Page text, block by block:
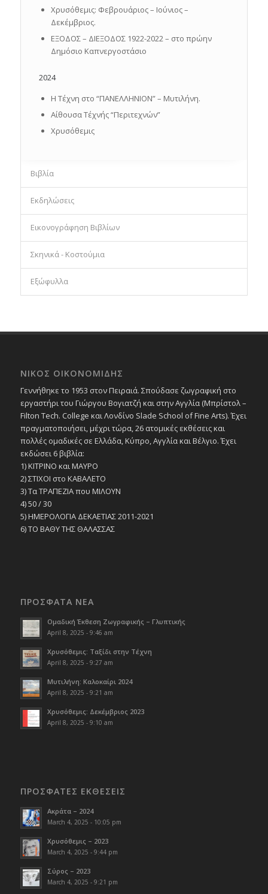
Χρυσόθεμις: Φεβρουάριος – Ιούνιος –
Δεκέμβριος.
ΕΞΟΔΟΣ – ΔΙΕΞΟΔΟΣ 1922-2022 – στο πρώην
Δημόσιο Καπνεργοστάσιο
2024
Η Τέχνη στο “ΠΑΝΕΛΛΗΝΙΟΝ” – Μυτιλήνη.
Αίθουσα Τέχνής “Περιτεχνών”
Χρυσόθεμις
Βιβλία
Εκδηλώσεις
Εικονογράφηση Βιβλίων
Σκηνικά - Κοστούμια
Εξώφυλλα
ΝΙΚΟΣ ΟΙΚΟΝΟΜΙΔΗΣ
Γεννήθηκε το 1953 στον Πειραιά. Σπούδασε ζωγραφική στο
εργαστήρι του Γιώργου Βογιατζή και στην Αγγλία (Μπρίστολ –
Filton Tech. College και Λονδίνο Slade School of Fine Arts). Έχει
πραγματοποιήσει, μέχρι τώρα, 26 ατομικές εκθέσεις και
πολλές ομαδικές σε Ελλάδα, Κύπρο, Αγγλία και Βέλγιο. Έχει
εκδώσει 6 βιβλία:
1) ΚΙΤΡΙΝΟ και ΜΑΥΡΟ
2) ΣΤΙΧΟΙ στο ΚΑΒΑΛΕΤΟ
3) Τα ΤΡΑΠΕΖΙΑ που ΜΙΛΟΥΝ
4) 50 / 30
5) ΗΜΕΡΟΛΟΓΙΑ ΔΕΚΑΕΤΙΑΣ 2011-2021
6) ΤΟ ΒΑΘΥ ΤΗΣ ΘΑΛΑΣΣΑΣ
ΠΡΟΣΦΑΤΑ ΝΕΑ
Ομαδική Έκθεση Ζωγραφικής – Γλυπτικής
April 8, 2025 - 9:46 am
Χρυσόθεμις: Ταξίδι στην Τέχνη
April 8, 2025 - 9:27 am
Μυτιλήνη: Καλοκαίρι 2024
April 8, 2025 - 9:21 am
Χρυσόθεμις: Δεκέμβριος 2023
April 8, 2025 - 9:10 am
ΠΡΟΣΦΑΤΕΣ ΕΚΘΕΣΕΙΣ
Ακράτα – 2024
March 4, 2025 - 10:05 pm
Χρυσόθεμις – 2023
March 4, 2025 - 9:44 pm
Σύρος – 2023
March 4, 2025 - 9:21 pm